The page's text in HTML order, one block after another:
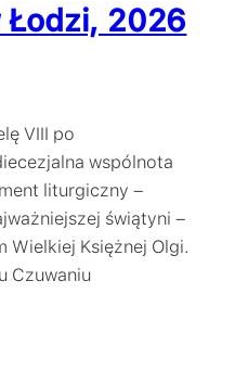
Łodzi, 2026
VIII po
wspólnota
liturgiczny –
świątyni –
Wielkiej Księżnej Olgi.
Czuwaniu